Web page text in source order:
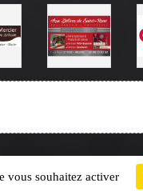
vous souhaitez activer